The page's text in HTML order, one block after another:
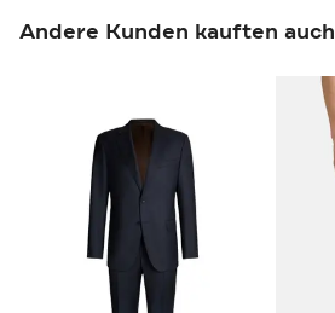
Andere Kunden kauften auch